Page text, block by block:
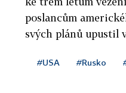
poslancům
svých plánů upustil
#USA #Rusko